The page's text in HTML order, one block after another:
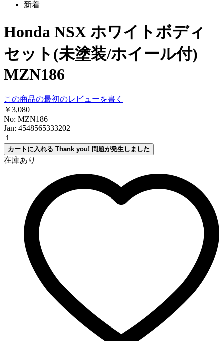
新着
Honda NSX ホワイトボディ
セット(未塗装/ホイール付)
MZN186
この商品の最初のレビューを書く
￥3,080
No: MZN186
Jan: 4548565333202
カートに入れる Thank you! 問題が発生しました
在庫あり